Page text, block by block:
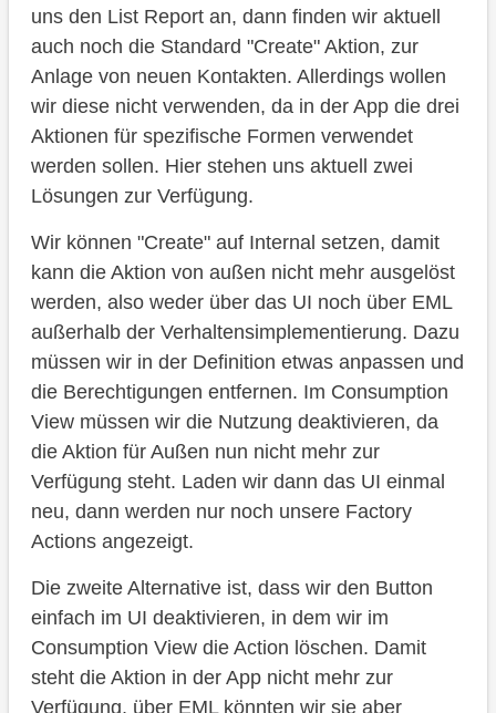
uns den List Report an, dann finden wir aktuell
auch noch die Standard "Create" Aktion, zur
Anlage von neuen Kontakten. Allerdings wollen
wir diese nicht verwenden, da in der App die drei
Aktionen für spezifische Formen verwendet
werden sollen. Hier stehen uns aktuell zwei
Lösungen zur Verfügung.
Wir können "Create" auf Internal setzen, damit
kann die Aktion von außen nicht mehr ausgelöst
werden, also weder über das UI noch über EML
außerhalb der Verhaltensimplementierung. Dazu
müssen wir in der Definition etwas anpassen und
die Berechtigungen entfernen. Im Consumption
View müssen wir die Nutzung deaktivieren, da
die Aktion für Außen nun nicht mehr zur
Verfügung steht. Laden wir dann das UI einmal
neu, dann werden nur noch unsere Factory
Actions angezeigt.
Die zweite Alternative ist, dass wir den Button
einfach im UI deaktivieren, in dem wir im
Consumption View die Action löschen. Damit
steht die Aktion in der App nicht mehr zur
Verfügung, über EML könnten wir sie aber